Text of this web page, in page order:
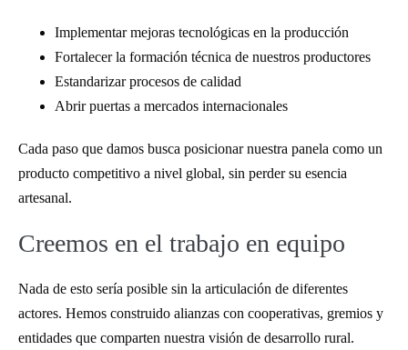
Implementar mejoras tecnológicas en la producción
Fortalecer la formación técnica de nuestros productores
Estandarizar procesos de calidad
Abrir puertas a mercados internacionales
Cada paso que damos busca posicionar nuestra panela como un
producto competitivo a nivel global, sin perder su esencia
artesanal.
Creemos en el trabajo en equipo
Nada de esto sería posible sin la articulación de diferentes
actores. Hemos construido alianzas con cooperativas, gremios y
entidades que comparten nuestra visión de desarrollo rural.